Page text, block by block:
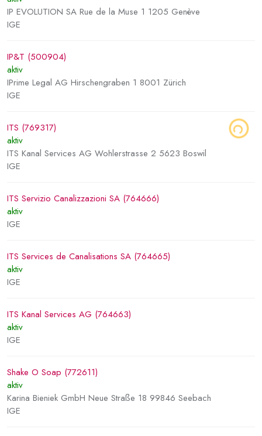
IP EVOLUTION SA Rue de la Muse 1 1205 Genève
IGE
IP&T (500904)
aktiv
IPrime Legal AG Hirschengraben 1 8001 Zürich
IGE
ITS (769317)
aktiv
ITS Kanal Services AG Wohlerstrasse 2 5623 Boswil
IGE
ITS Servizio Canalizzazioni SA (764666)
aktiv
IGE
ITS Services de Canalisations SA (764665)
aktiv
IGE
ITS Kanal Services AG (764663)
aktiv
IGE
Shake O Soap (772611)
aktiv
Karina Bieniek GmbH Neue Straße 18 99846 Seebach
IGE